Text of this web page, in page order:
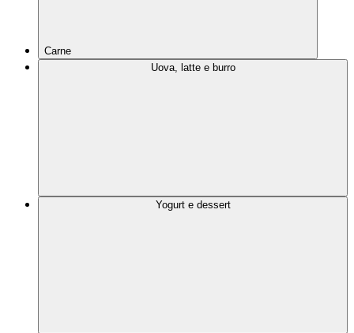
Carne
Uova, latte e burro
Yogurt e dessert